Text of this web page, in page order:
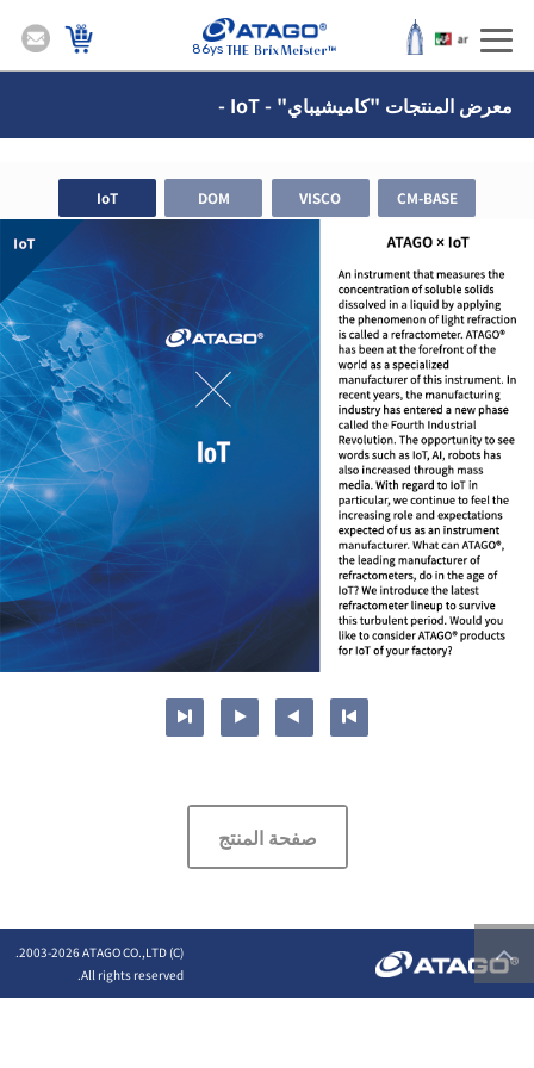
86ys
معرض المنتجات "كاميشيباي" - IoT -
CM-BASE
VISCO
DOM
IoT
صفحة المنتج
(C) 2003-
2026 ATAGO CO.,LTD.
All rights reserved.